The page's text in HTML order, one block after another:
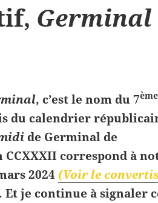
Germinal
, c’est le nom du 7ème
du calendrier
de Germinal de
CCXXXII correspond à
2024(Voir le
. Et je continue à signaler